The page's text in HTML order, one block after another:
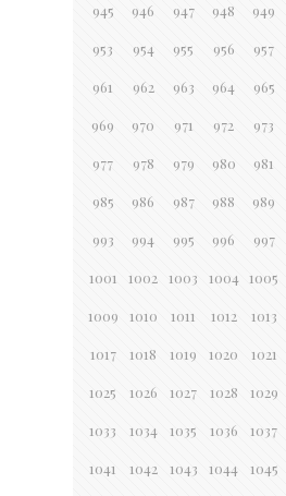
945 946 947 948 949
953 954 955 956 957
961 962 963 964 965
969 970 971 972 973
977 978 979 980 981
985 986 987 988 989
993 994 995 996 997
1001 1002 1003 1004 1005
1009 1010 1011 1012 1013
1017 1018 1019 1020 1021
1025 1026 1027 1028 1029
1033 1034 1035 1036 1037
1041 1042 1043 1044 1045